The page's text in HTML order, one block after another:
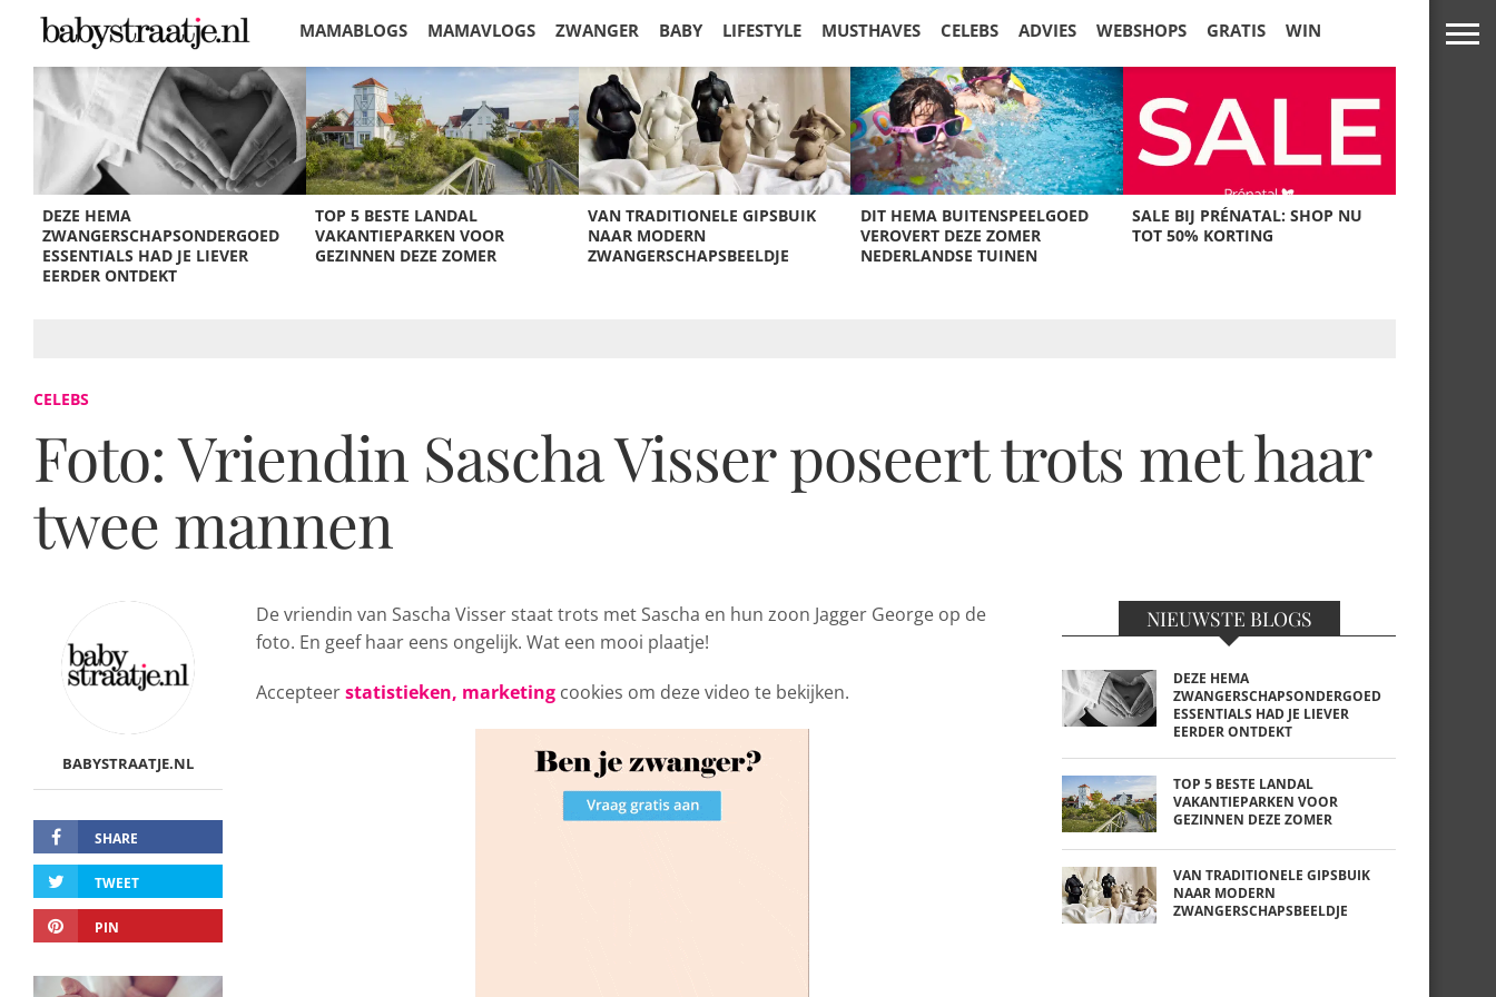
MAMABLOGS MAMAVLOGS ZWANGER BABY LIFESTYLE MUSTHAVES CELEBS ADVIES WEBSHOPS GRATIS WIN
KORTINGEN
DEZE HEMA
ZWANGERSCHAPSONDERGOED
ESSENTIALS HAD JE LIEVER
EERDER ONTDEKT
TOP 5 BESTE LANDAL
VAKANTIEPARKEN VOOR
GEZINNEN DEZE ZOMER
VAN TRADITIONELE GIPSBUIK
NAAR MODERN
ZWANGERSCHAPSBEELDJE
DIT HEMA BUITENSPEELGOED
VEROVERT DEZE ZOMER
NEDERLANDSE TUINEN
SALE BIJ PRÉNATAL: SHOP NU
TOT 50% KORTING
CELEBS
Foto: Vriendin Sascha Visser poseert trots met haar
twee mannen
BABYSTRAATJE.NL
SHARE
TWEET
PIN
De vriendin van Sascha Visser staat trots met Sascha en hun zoon Jagger George op de
foto. En geef haar eens ongelijk. Wat een mooi plaatje!
Accepteerstatistieken, marketing cookies om deze video te bekijken.
NIEUWSTE BLOGS
DEZE HEMA
ZWANGERSCHAPSONDERGOED
ESSENTIALS HAD JE LIEVER
EERDER ONTDEKT
TOP 5 BESTE LANDAL
VAKANTIEPARKEN VOOR
GEZINNEN DEZE ZOMER
VAN TRADITIONELE GIPSBUIK
NAAR MODERN
ZWANGERSCHAPSBEELDJE